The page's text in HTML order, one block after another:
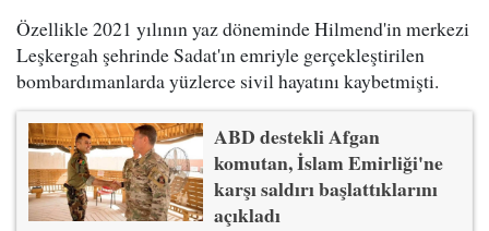
Özellikle 2021 yılının yaz döneminde Hilmend'in merkezi
Leşkergah şehrinde Sadat'ın emriyle gerçekleştirilen
bombardımanlarda yüzlerce sivil hayatını kaybetmişti.
ABD destekli Afgan
komutan, İslam Emirliği'ne
karşı saldırı başlattıklarını
açıkladı